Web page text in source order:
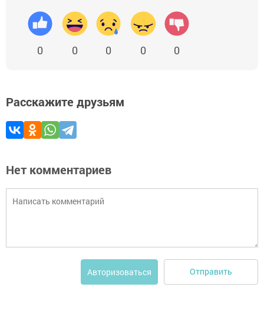
0 0 0 0 0
Расскажите друзьям
Нет комментариев
Авторизоваться Отправить